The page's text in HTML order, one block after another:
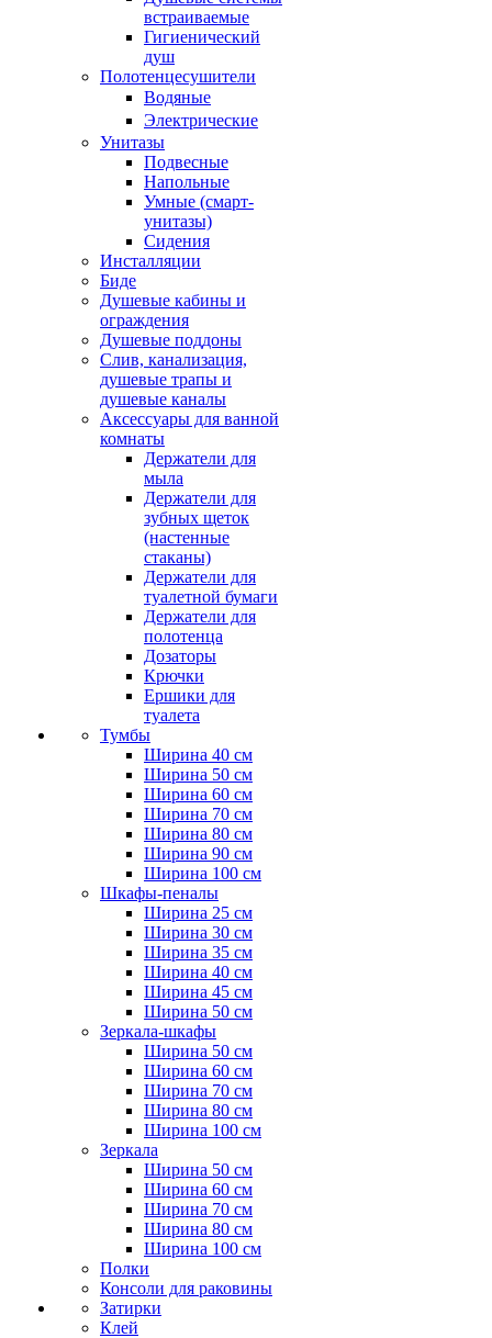
встраиваемые
Гигиенический
душ
Полотенцесушители
ㅤВодяные
ㅤЭлектрические
Унитазы
Подвесные
Напольные
Умные (смарт-
унитазы)
Сидения
Инсталляции
Биде
Душевые кабины и
ограждения
Душевые поддоны
Слив, канализация,
душевые трапы и
душевые каналы
Аксессуары для ванной
комнаты
Держатели для
мыла
Держатели для
зубных щеток
(настенные
стаканы)
Держатели для
туалетной бумаги
Держатели для
полотенца
Дозаторы
Крючки
Ершики для
туалета
Тумбы
Ширина 40 см
Ширина 50 см
Ширина 60 см
Ширина 70 см
Ширина 80 см
Ширина 90 см
Ширина 100 см
Шкафы-пеналы
Ширина 25 см
Ширина 30 см
Ширина 35 см
Ширина 40 см
Ширина 45 см
Ширина 50 см
Зеркала-шкафы
Ширина 50 см
Ширина 60 см
Ширина 70 см
Ширина 80 см
Ширина 100 см
Зеркала
Ширина 50 см
Ширина 60 см
Ширина 70 см
Ширина 80 см
Ширина 100 см
Полки
Консоли для раковины
Затирки
Клей